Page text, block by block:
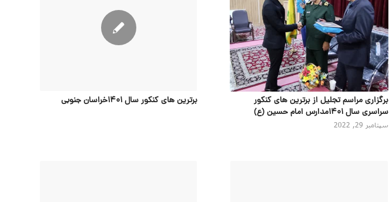
برگزاری مراسم تجلیل از برترین های کنکور
سراسری سال ۱۴۰۱مدارس امام حسین (ع)
سپتامبر 29, 2022
برترین های کنکور سال 1401خراسان جنوبی